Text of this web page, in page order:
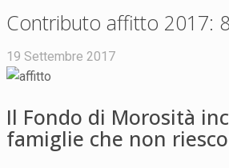
Contributo affitto 2017:
19 Settembre 2017
Il Fondo di Morosità
famiglie che non